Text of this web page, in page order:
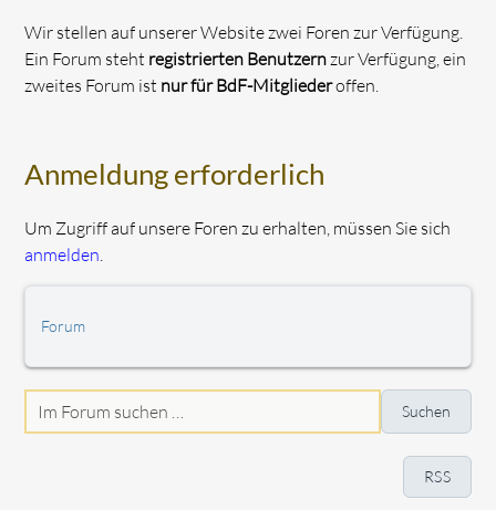
Wir stellen auf unserer Website zwei Foren zur Verfügung.
Ein Forum steht registrierten Benutzernzur Verfügung, ein
zweites Forum ist nur für BdF-Mitgliederoffen.
Anmeldung erforderlich
Um Zugriff auf unsere Foren zu erhalten, müssen Sie sich
anmelden
Forum
Suchen
RSS